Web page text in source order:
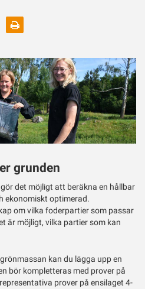
Skriv
grunden
det möjligt att beräkna en hållbar
ekonomiskt optimerad.
om vilka foderpartier som passar
är möjligt, vilka partier som kan
kan du lägga upp en
bör kompletteras med prover på
prover på ensilaget 4-